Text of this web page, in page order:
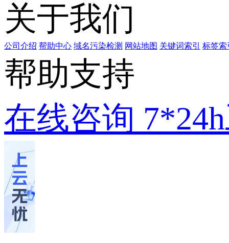
关于我们
公司介绍 帮助中心 域名污染检测 网站地图 关键词索引 标签索
帮助支持
在线咨询